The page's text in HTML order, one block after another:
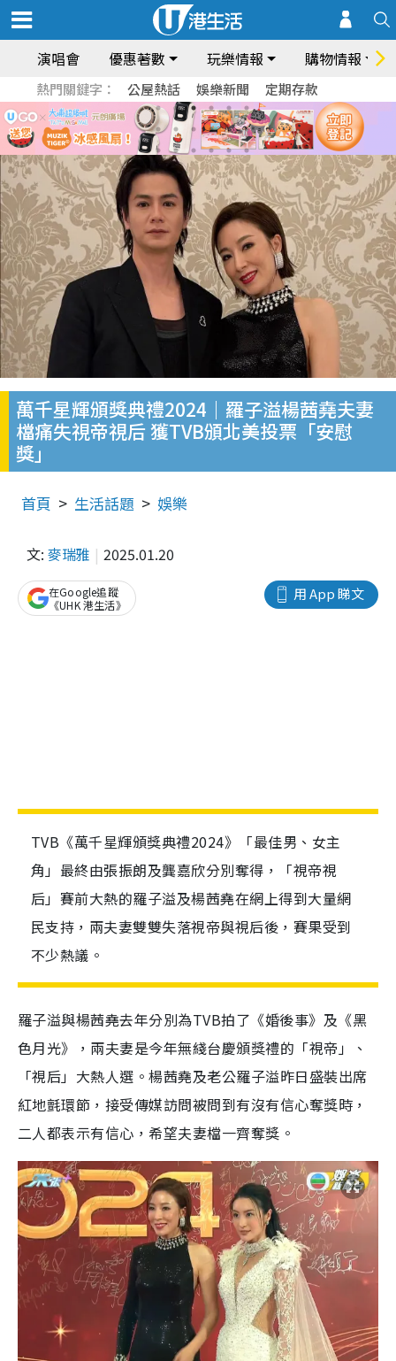
演唱會 優惠著數 玩樂情報 購物情報
熱門關鍵字： 公屋熱話 娛樂新聞 定期存款
萬千星輝頒獎典禮2024｜羅子溢楊茜堯夫妻
檔痛失視帝視后 獲TVB頒北美投票「安慰
獎」
首頁 生活話題 娛樂
文: 麥瑞雅 2025.01.20
用 App 睇文
在Google追蹤
《UHK 港生活》
TVB《萬千星輝頒獎典禮2024》「最佳男、女主
角」最終由張振朗及龔嘉欣分別奪得，「視帝視
后」賽前大熱的羅子溢及楊茜堯在網上得到大量網
民支持，兩夫妻雙雙失落視帝與視后後，賽果受到
不少熱議。
羅子溢與楊茜堯去年分別為TVB拍了《婚後事》及《黑
色月光》，兩夫妻是今年無綫台慶頒獎禮的「視帝」、
「視后」大熱人選。楊茜堯及老公羅子溢昨日盛裝出席
紅地氈環節，接受傳媒訪問被問到有沒有信心奪獎時，
二人都表示有信心，希望夫妻檔一齊奪獎。